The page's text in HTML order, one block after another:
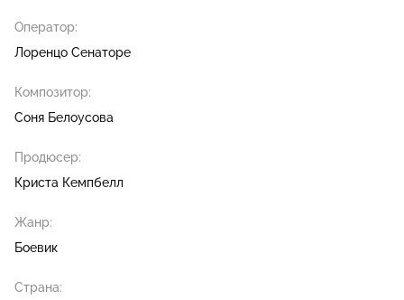
Оператор:
Лоренцо Сенаторе
Композитор:
Соня Белоусова
Продюсер:
Криста Кемпбелл
Жанр:
Боевик
Страна: